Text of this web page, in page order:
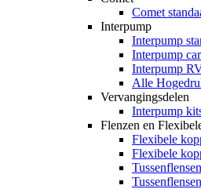
Comet
Interpump
Interpump
Interpump
Interpump
Alle
Vervangingsdelen
Interpump
Flenzen en
Flexibele
Flexibele